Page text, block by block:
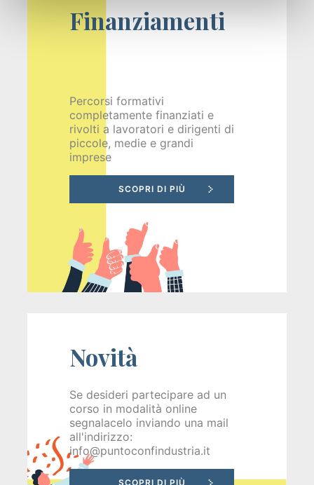
Finanziamenti
Percorsi formativi
completamente finanziati e
rivolti a lavoratori e dirigenti di
piccole, medie e grandi
imprese
Novità
Se desideri partecipare ad un
corso in modalità online
segnalacelo inviando una mail
all'indirizzo:
info@puntoconfindustria.it